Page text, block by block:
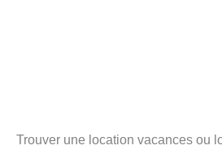
Trouver une location vacances ou